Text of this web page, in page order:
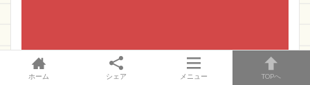
ホーム シェア メニュー TOPへ